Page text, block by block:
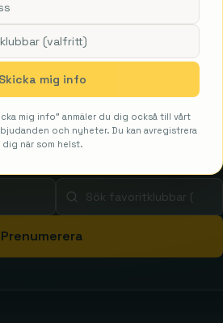
erbjudandena först
nyhetsbrev och få exklusiva
direkt i din inkorg.
Klubbanpassade erbjudanden
Prenumerera
Skicka mig info
mig info" anmäler du dig också till vårt
och nyheter. Du kan avregistrera
dig när som helst.